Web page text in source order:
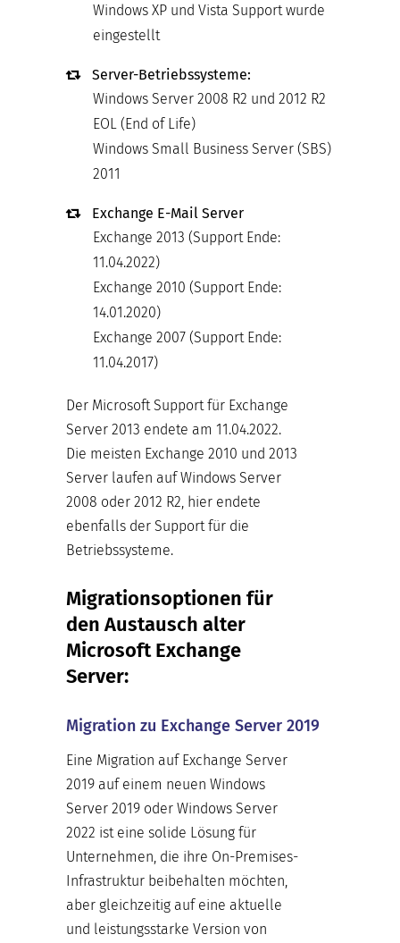
Windows XP und Vista Support wurde
eingestellt
Server-Betriebssysteme:
Windows Server 2008 R2 und 2012 R2
EOL (End of Life)
Windows Small Business Server (SBS)
2011
Exchange E-Mail Server
Exchange 2013 (Support Ende:
11.04.2022)
Exchange 2010 (Support Ende:
14.01.2020)
Exchange 2007 (Support Ende:
11.04.2017)
Der Microsoft Support für Exchange
Server 2013 endete am 11.04.2022.
Die meisten Exchange 2010 und 2013
Server laufen auf Windows Server
2008 oder 2012 R2, hier endete
ebenfalls der Support für die
Betriebssysteme.
Migrationsoptionen für
den Austausch alter
Microsoft Exchange
Server:
Migration zu Exchange Server 2019
Eine Migration auf Exchange Server
2019 auf einem neuen Windows
Server 2019 oder Windows Server
2022 ist eine solide Lösung für
Unternehmen, die ihre On-Premises-
Infrastruktur beibehalten möchten,
aber gleichzeitig auf eine aktuelle
und leistungsstarke Version von